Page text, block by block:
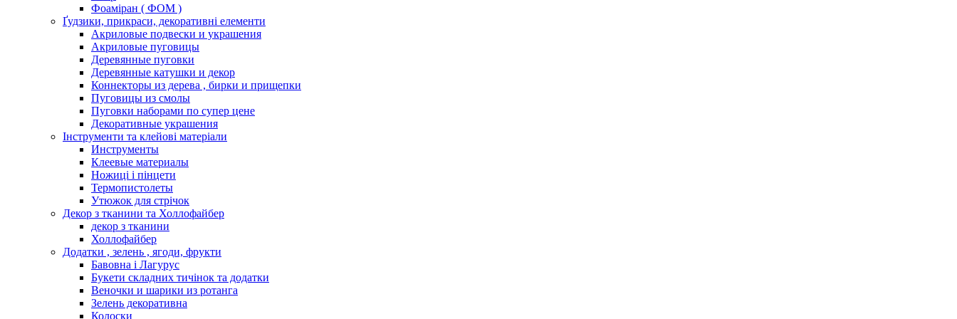
Фоаміран ( ФОМ )
Ґудзики, прикраси, декоративні елементи
Акриловые подвески и украшения
Акриловые пуговицы
Деревянные пуговки
Деревянные катушки и декор
Коннекторы из дерева , бирки и прищепки
Пуговицы из смолы
Пуговки наборами по супер цене
Декоративные украшения
Інструменти та клейові матеріали
Инструменты
Клеевые материалы
Ножиці і пінцети
Термопистолеты
Утюжок для стрічок
Декор з тканини та Холлофайбер
декор з тканини
Холлофайбер
Додатки , зелень , ягоди, фрукти
Бавовна і Лагурус
Букети складних тичінок та додатки
Веночки и шарики из ротанга
Зелень декоративна
Колоски